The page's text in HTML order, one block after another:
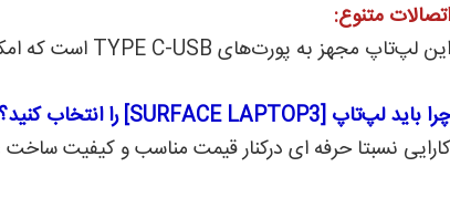
اتصالات متنوع:
این لپ‌تاپ مجهز به پورت‌های TYPE C-USB است که امکان اتصال به انواع دستگاه‌ها و لوازم جانبی را به شما می‌دهد.
چرا باید لپ‌تاپ [SURFACE LAPTOP3] را انتخاب کنید؟
کارایی نسبتا حرفه ای درکنار قیمت مناسب و کیفیت